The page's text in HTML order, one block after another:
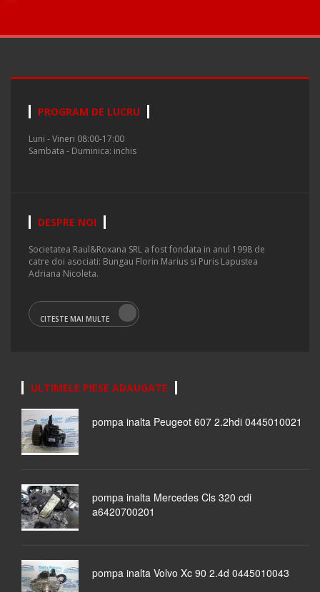
PROGRAM DE LUCRU
Luni - Vineri 08:00-17:00
Sambata - Duminica: inchis
DESPRE NOI
Societatea Raul&Roxana SRL a fost fondata in anul 1998 de
catre doi asociati: Bungau Florin Marius si Puris Lapustea
Adriana Nicoleta.
CITESTE MAI MULTE
ULTIMELE PIESE ADAUGATE
pompa inalta Peugeot 607 2.2hdi 0445010021
pompa inalta Mercedes Cls 320 cdi
a6420700201
pompa inalta Volvo Xc 90 2.4d 0445010043